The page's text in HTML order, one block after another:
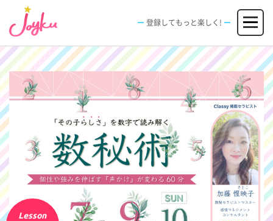
ン
ツ
へ
ス
キ
ッ
プ
メニュー
JOBS
求人情報
FACILITIES
施設
SPECIAL
エンタメ特典
EVENT
イベント
新規登録 ログイン
登録してもっと楽しく!
Lesson